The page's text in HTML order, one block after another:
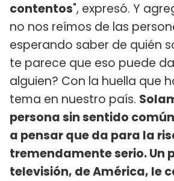
contentos", expresó. Y
no nos reímos de las
esperando saber de quién
te parece que eso puede
alguien? Con la huella que
tema en nuestro país.
persona sin sentido
a pensar que da para la
tremendamente serio. Un
televisión, de América, le